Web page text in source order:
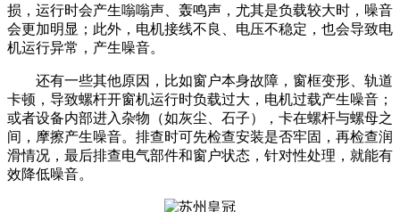
损，运行时会产生嗡嗡声、轰鸣声，尤其是负载较大时，噪音
会更加明显；此外，电机接线不良、电压不稳定，也会导致电
机运行异常，产生噪音。
还有一些其他原因，比如窗户本身故障，窗框变形、轨道
卡顿，导致螺杆开窗机运行时负载过大，电机过载产生噪音；
或者设备内部进入杂物（如灰尘、石子），卡在螺杆与螺母之
间，摩擦产生噪音。排查时可先检查安装是否牢固，再检查润
滑情况，最后排查电气部件和窗户状态，针对性处理，就能有
效降低噪音。